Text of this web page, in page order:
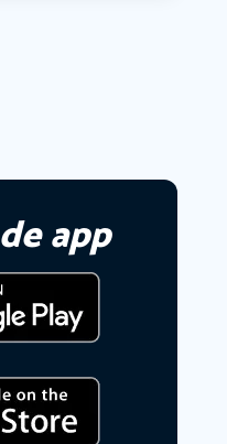
de app